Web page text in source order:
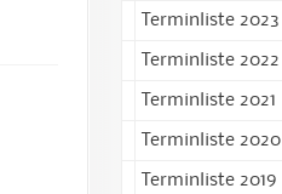
Terminliste 2023
Terminliste 2022
Terminliste 2021
Terminliste 2020
Terminliste 2019